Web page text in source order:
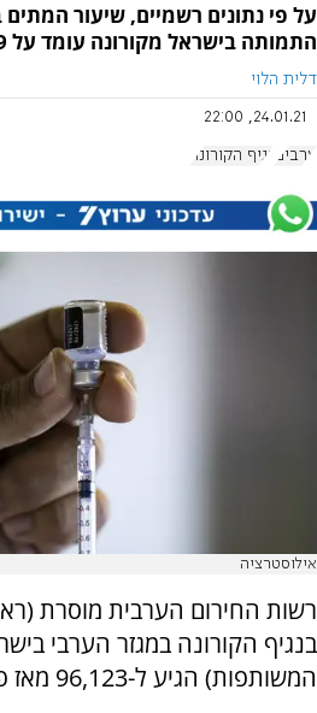
על פי נתונים רשמיים, שיעור
התמותה בישראל מקורונה עומד על 15.9 אחוזים.
דלית הלוי
24.01.21, 22:00
ערבים נגיף הקורונה
אילוסטרציה
רשות החירום הערבית מוסרת
בנגיף הקורונה במגזר הערבי
המשותפות) הגיע ל-96,123 מאז פרוץ המגפה.